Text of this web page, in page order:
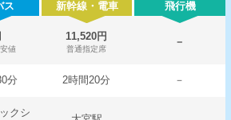
ス 新幹線・電車 飛行機
値
11,520円
普通指定席
－
分 2時間20分 －
クシ